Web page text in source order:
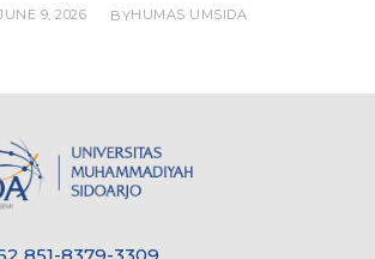
9, 2026 BYHUMAS UMSIDA
8379-3309